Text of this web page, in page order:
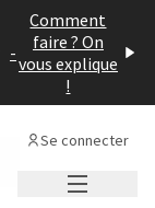
-
Comment
faire ? On
vous explique
!
Se connecter